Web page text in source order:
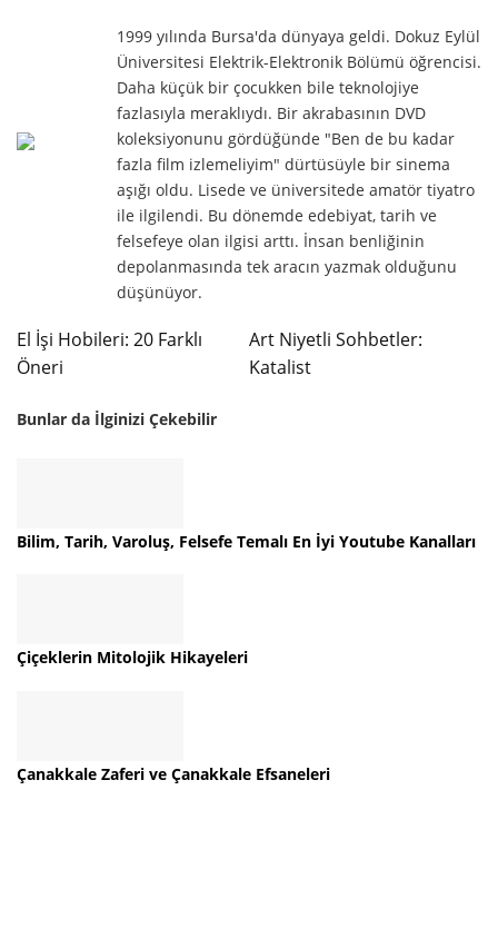
1999 yılında Bursa'da dünyaya geldi. Dokuz Eylül
Üniversitesi Elektrik-Elektronik Bölümü öğrencisi.
Daha küçük bir çocukken bile teknolojiye
fazlasıyla meraklıydı. Bir akrabasının DVD
koleksiyonunu gördüğünde "Ben de bu kadar
fazla film izlemeliyim" dürtüsüyle bir sinema
aşığı oldu. Lisede ve üniversitede amatör tiyatro
ile ilgilendi. Bu dönemde edebiyat, tarih ve
felsefeye olan ilgisi arttı. İnsan benliğinin
depolanmasında tek aracın yazmak olduğunu
düşünüyor.
El İşi Hobileri: 20 Farklı
Öneri
Art Niyetli Sohbetler:
Katalist
Bunlar da İlginizi Çekebilir
Bilim, Tarih, Varoluş, Felsefe Temalı En İyi Youtube Kanalları
Çiçeklerin Mitolojik Hikayeleri
Çanakkale Zaferi ve Çanakkale Efsaneleri